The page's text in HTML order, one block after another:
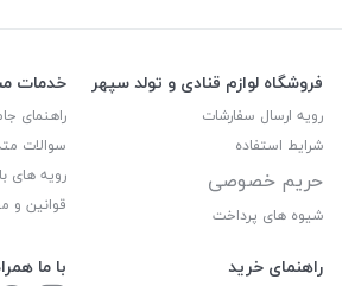
فروشگاه لوازم قنادی و تولد سپهر
رویه ارسال سفارشات
شرایط استفاده
حریم خصوصی
شیوه های پرداخت
خدمات
راهنمای
سوالات
رویه های
قوانین و
راهنمای خرید با ما